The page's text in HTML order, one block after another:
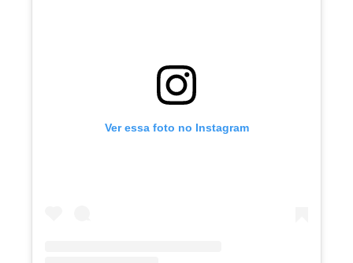
Ver essa foto no Instagram